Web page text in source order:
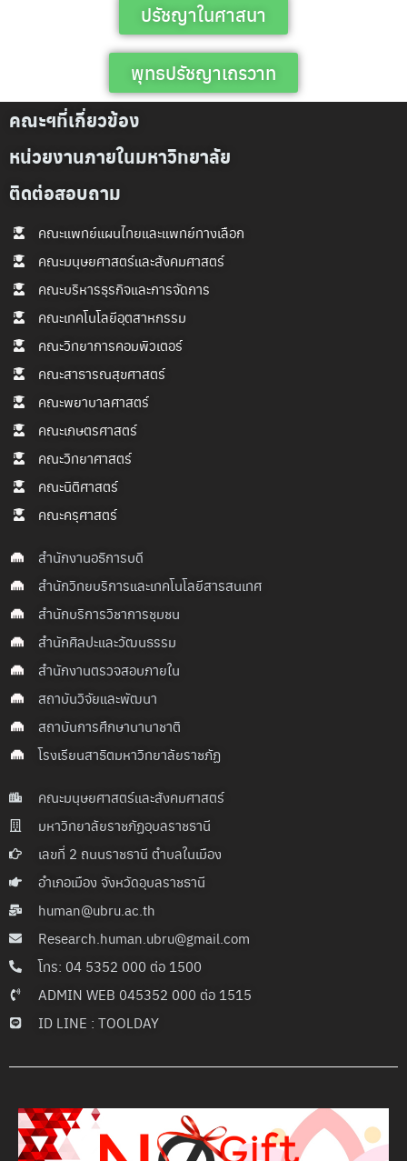
ปรัชญาในศาสนา
พุทธปรัชญาเถรวาท
คณะฯที่เกี่ยวข้อง
หน่วยงานภายในมหาวิทยาลัย
ติดต่อสอบถาม
คณะแพทย์แผนไทยและแพทย์ทางเลือก
คณะมนุษยศาสตร์และสังคมศาสตร์
คณะบริหารธุรกิจและการจัดการ
คณะเทคโนโลยีอุตสาหกรรม
คณะวิทยาการคอมพิวเตอร์
คณะสาธารณสุขศาสตร์
คณะพยาบาลศาสตร์
คณะเกษตรศาสตร์
คณะวิทยาศาสตร์
คณะนิติศาสตร์
คณะครุศาสตร์
สำนักงานอธิการบดี
สำนักวิทยบริการและเทคโนโลยีสารสนเทศ
สำนักบริการวิชาการชุมชน
สำนักศิลปะและวัฒนธรรม
สำนักงานตรวจสอบภายใน
สถาบันวิจัยและพัฒนา
สถาบันการศึกษานานาชาติ
โรงเรียนสาธิตมหาวิทยาลัยราชภัฏ
คณะมนุษยศาสตร์และสังคมศาสตร์
มหาวิทยาลัยราชภัฏอุบลราชธานี
เลขที่ 2 ถนนราชธานี ตำบลในเมือง
อำเภอเมือง จังหวัดอุบลราชธานี
human@ubru.ac.th
Research.human.ubru@gmail.com
โทร: 04 5352 000 ต่อ 1500
ADMIN WEB 045352 000 ต่อ 1515
ID LINE : TOOLDAY